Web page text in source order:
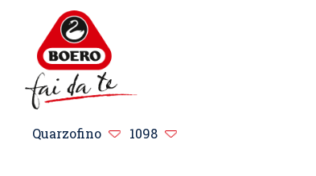
Quarzofino 1098